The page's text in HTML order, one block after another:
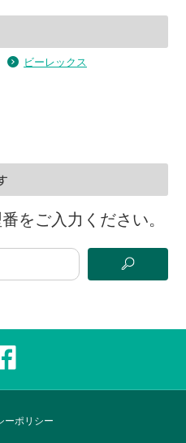
ビーレックス
をご入力ください。
ーポリシー